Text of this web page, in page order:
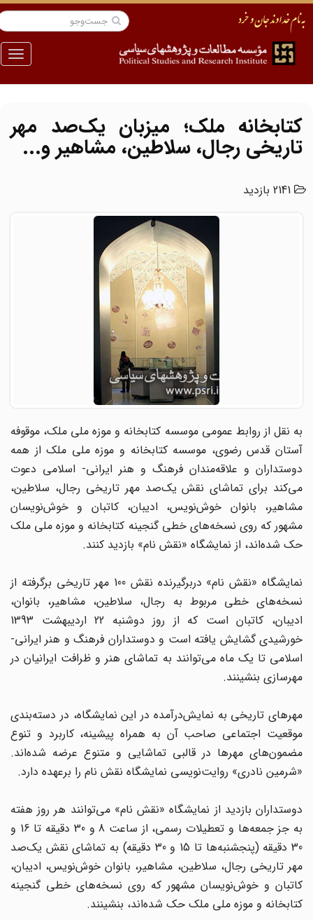
منو
کتابخانه ملک؛ میزبان یک‌صد مهر
تاریخی رجال، سلاطین، مشاهیر و...
2141 بازدید
به نقل از روابط عمومی موسسه کتابخانه و موزه ملی ملک، موقوفه
آستان قدس رضوی، موسسه کتابخانه و موزه ملی ملک از همه
دوستداران و علاقه‌مندان فرهنگ و هنر ایرانی- اسلامی دعوت
می‌کند برای تماشای نقش یک‌صد مهر تاریخی رجال، سلاطین،
مشاهیر، بانوان خوش‌نویس، ادیبان، کاتبان و خوش‌نویسان
مشهور که روی نسخه‌های خطی گنجینه کتابخانه و موزه ملی ملک
حک شده‌اند، از نمایشگاه «نقش نام» بازدید کنند.
نمایشگاه «نقش نام» دربرگیرنده نقش 100 مهر تاریخی برگرفته از
نسخه‌های خطی مربوط به رجال، سلاطین، مشاهیر، بانوان،
ادیبان، کاتبان است که از روز دوشنبه 22 اردیبهشت 1393
خورشیدی گشایش یافته است و دوستداران فرهنگ و هنر ایرانی-
اسلامی تا یک ماه می‌توانند به تماشای هنر و ظرافت ایرانیان در
مهرسازی بنشینند.
مهرهای تاریخی به نمایش‌درآمده در این نمایشگاه، در دسته‌بندی
موقعیت اجتماعی صاحب آن به همراه پیشینه، کاربرد و تنوع
مضمون‌های مهرها در قالبی تماشایی و متنوع عرضه شده‌اند.
«شرمین نادری» روایت‌نویسی نمایشگاه نقش نام را برعهده دارد.
دوستداران بازدید از نمایشگاه «نقش نام» می‌توانند هر روز هفته
به جز جمعه‌ها و تعطیلات رسمی، از ساعت 8 و 30 دقیقه تا 16 و
30 دقیقه (پنجشنبه‌ها تا 15 و 30 دقیقه) به تماشای نقش یک‌صد
مهر تاریخی رجال، سلاطین، مشاهیر، بانوان خوش‌نویس، ادیبان،
کاتبان و خوش‌نویسان مشهور که روی نسخه‌های خطی گنجینه
کتابخانه و موزه ملی ملک حک شده‌اند، بنشینند.